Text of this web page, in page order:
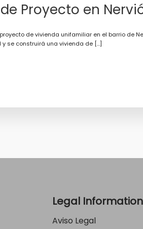
Proyecto en
de vivienda unifamiliar en el barrio de
se construirá una vivienda de […]
Legal Information
Aviso Legal